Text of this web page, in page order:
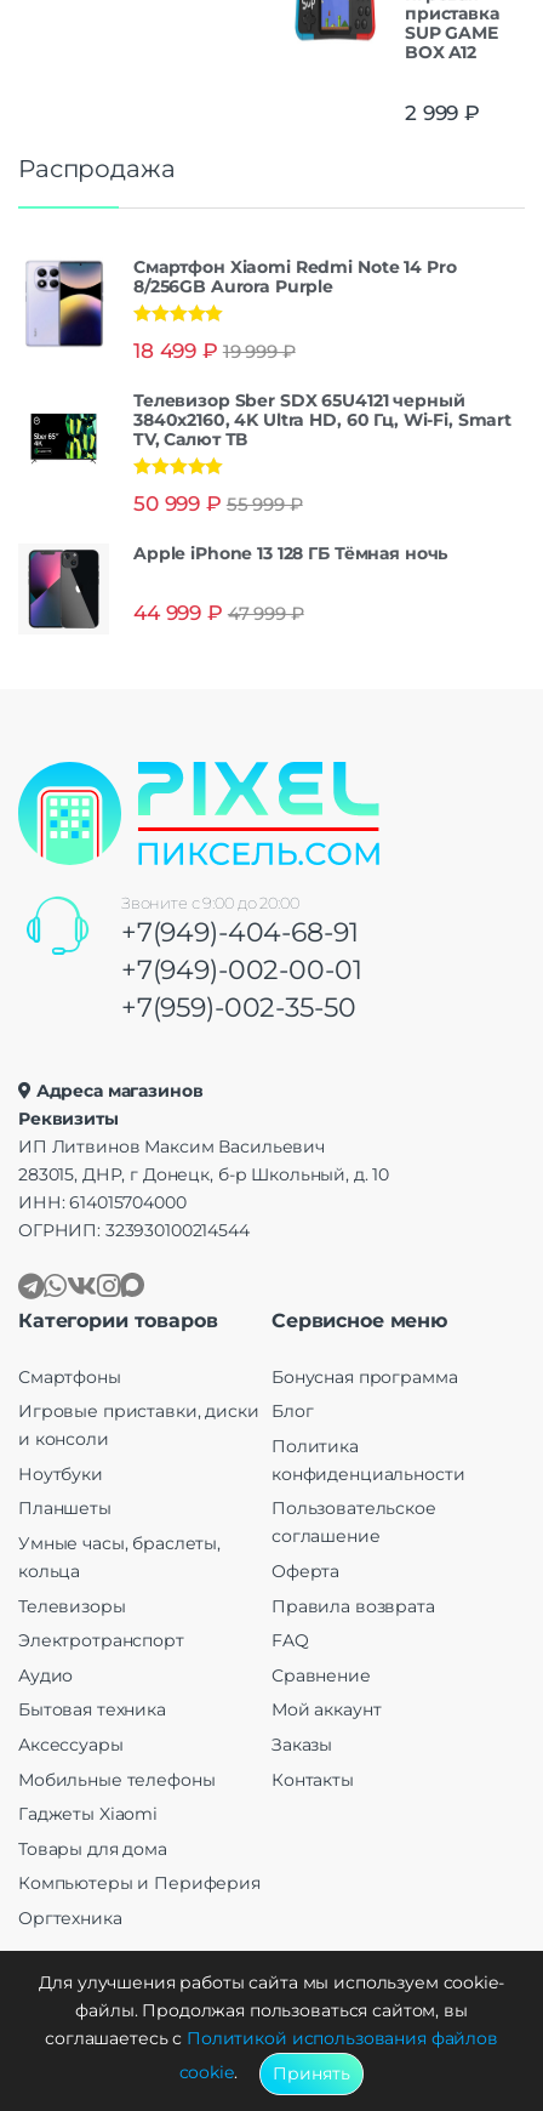
приставка
SUP GAME
BOX A12
2 999 ₽
Распродажа
Смартфон Xiaomi Redmi Note 14 Pro
8/256GB Aurora Purple
из 5
18 499 ₽ 19 999₽
Телевизор Sber SDX 65U4121 черный
3840x2160, 4K Ultra HD, 60 Гц, Wi-Fi, Smart
TV, Салют ТВ
из 5
50 999 ₽ 55 999₽
Apple iPhone 13 128 ГБ Тёмная ночь
44 999 ₽ 47 999₽
Звоните с 9:00 до 20:00
+7(949)-404-68-91
+7(949)-002-00-01
+7(959)-002-35-50
Адреса магазинов
Реквизиты
ИП Литвинов Максим Васильевич
283015, ДНР, г Донецк, б-р Школьный, д. 10
ИНН: 614015704000
ОГРНИП: 323930100214544
Категории товаров
Смартфоны
Игровые приставки, диски
и консоли
Ноутбуки
Планшеты
Умные часы, браслеты,
кольца
Телевизоры
Электротранспорт
Аудио
Бытовая техника
Аксессуары
Мобильные телефоны
Гаджеты Xiaomi
Товары для дома
Компьютеры и Периферия
Оргтехника
Сервисное меню
Бонусная программа
Блог
Политика
конфиденциальности
Пользовательское
соглашение
Оферта
Правила возврата
FAQ
Сравнение
Мой аккаунт
Заказы
Контакты
Создание и продвижение
Для улучшения работы сайта мы используем cookie-
файлы. Продолжая пользоваться сайтом, вы
соглашаетесь с Политикой использования файлов
cookie. Принять